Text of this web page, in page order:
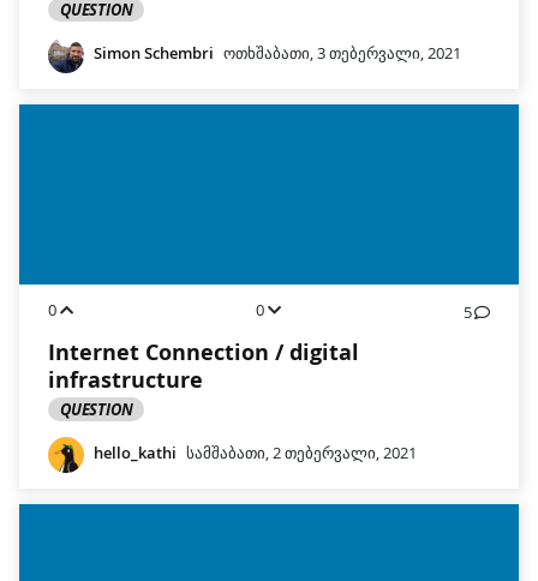
QUESTION
Simon Schembri ოთხშაბათი, 3 თებერვალი, 2021
0 0 5
Internet Connection / digital
infrastructure
QUESTION
hello_kathi სამშაბათი, 2 თებერვალი, 2021